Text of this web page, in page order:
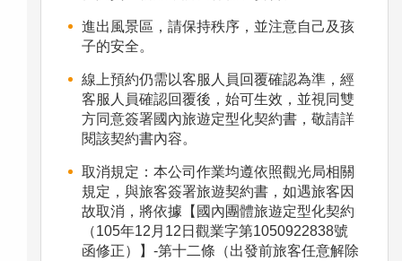
進出風景區，請保持秩序，並注意自己及孩
子的安全。
線上預約仍需以客服人員回覆確認為準，經
客服人員確認回覆後，始可生效，並視同雙
方同意簽署國內旅遊定型化契約書，敬請詳
閱該契約書內容。
取消規定：本公司作業均遵依照觀光局相關
規定，與旅客簽署旅遊契約書，如遇旅客因
故取消，將依據【國內團體旅遊定型化契約
（105年12月12日觀業字第1050922838號
函修正）】-第十二條（出發前旅客任意解除